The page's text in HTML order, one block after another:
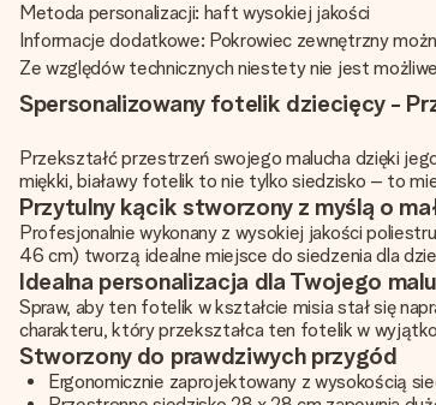
Metoda personalizacji: haft wysokiej jakości
Informacje dodatkowe: Pokrowiec zewnętrzny
Ze względów technicznych niestety nie jest
Spersonalizowany fotelik dziecięcy -
Przekształć przestrzeń swojego malucha dzięki
miękki, białawy fotelik to nie tylko siedzisko – to
Przytulny kącik stworzony z myślą o
Profesjonalnie wykonany z wysokiej jakości
46 cm) tworzą idealne miejsce do siedzenia dla
Idealna personalizacja dla Twojego
Spraw, aby ten fotelik w kształcie misia stał się
charakteru, który przekształca ten fotelik w
Stworzony do prawdziwych przygód
Ergonomicznie zaprojektowany z wysokością